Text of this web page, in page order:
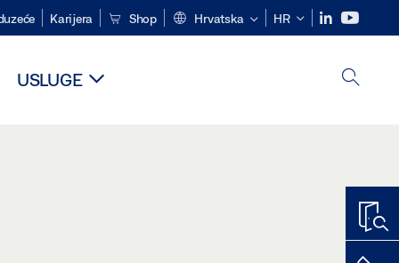
Karijera Shop Hrvatska HR
USLUGE